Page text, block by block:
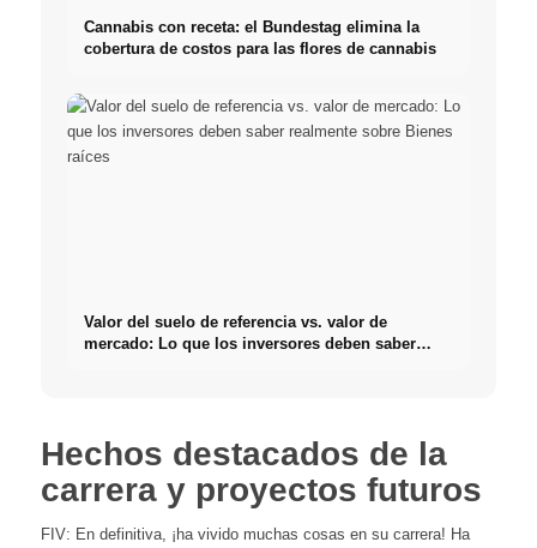
Cannabis con receta: el Bundestag elimina la
cobertura de costos para las flores de cannabis
Valor del suelo de referencia vs. valor de
mercado: Lo que los inversores deben saber
Hechos destacados de la
carrera y proyectos futuros
FIV: En definitiva, ¡ha vivido muchas cosas en su carrera! Ha